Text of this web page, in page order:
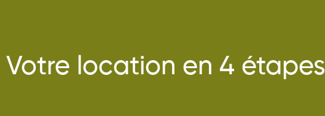
Votre location en 4 étapes